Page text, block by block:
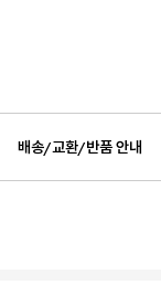
배송/교환/반품 안내